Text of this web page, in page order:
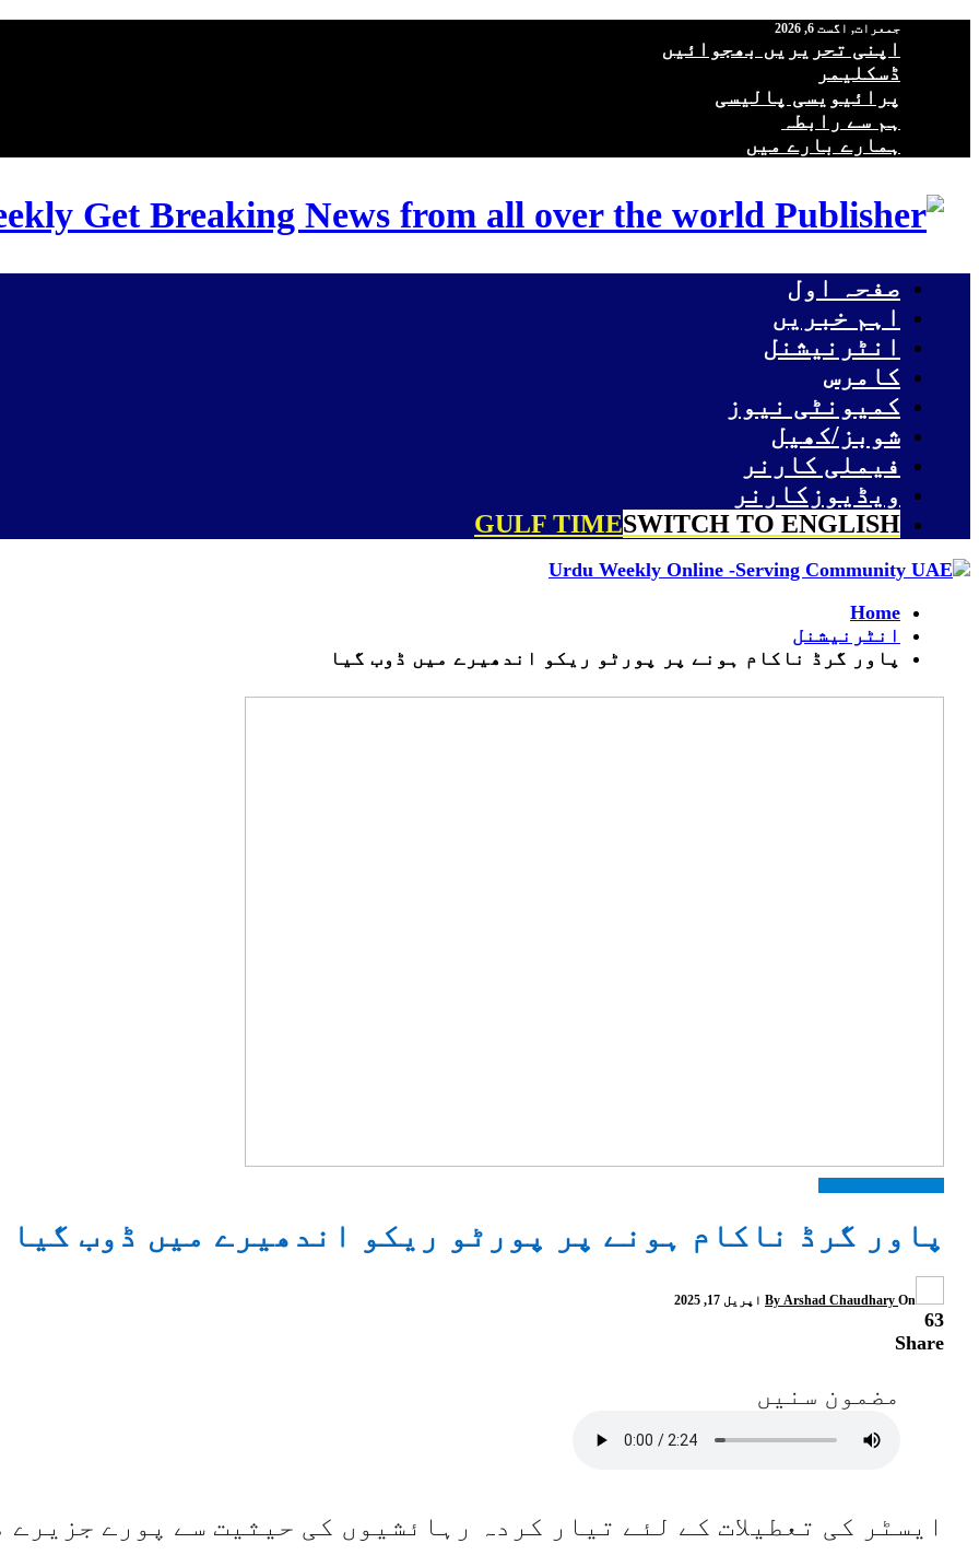
جمعرات, اگست 6, 2026
اپنی تحریریں بھجوائیں
ڈسکلیمر
پرائیویسی پالیسی
ہم سے رابطہ
ہمارے بارے میں
Get Breaking News from all over the world
صفحہ اول
اہم خبریں
انٹرنیشنل
کامرس
کمیونٹی نیوز
شوبز/کھیل
فیملی کارنر
ویڈیوزکارنر
GULF TIMESWITCH TO ENGLISH
Home
انٹرنیشنل
پاور گرڈ ناکام ہونے پر پورٹو ریکو اندھیرے میں ڈوب گیا
پاور گرڈ ناکام ہونے پر پورٹو ریکو اندھیرے میں ڈوب گیا
By Arshad Chaudhary On اپریل 17, 2025
63
Share
مضمون سنیں
ایسٹر کی تعطیلات کے لئے تیار کردہ رہائشیوں کی حیثیت سے پورے جزیرے